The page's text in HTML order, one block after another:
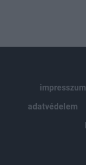
impresszum
adatvédelem